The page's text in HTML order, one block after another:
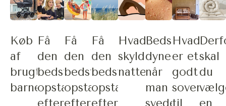
Køb
af
brugt
barnevogn?
Få
den
bedste
opstart
efter
Få
den
bedste
opstart
efter
Få
den
bedste
opstart
efter
Hvad
skyldes
nattesved?
Bedste
dyne
når
man
sveder
Hvad
er et
godt
sovemiljø
til
skal
du
en